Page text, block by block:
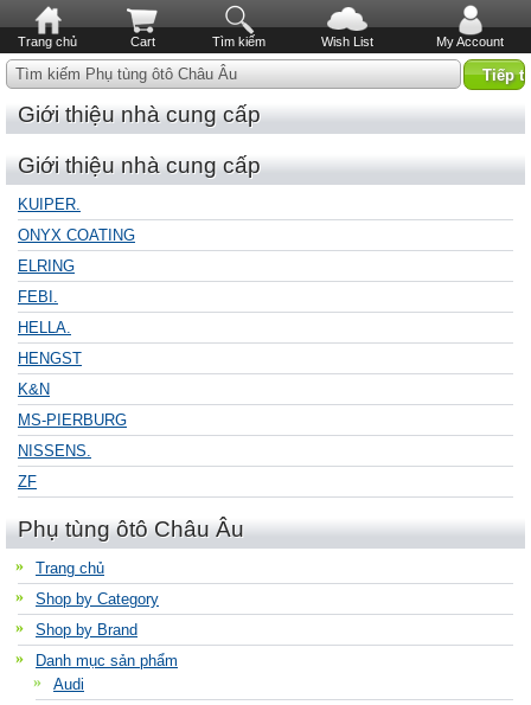
Trang chủ Cart Tìm kiếm Wish List My Account
Tìm kiếm Phụ tùng ôtô Châu Âu
Giới thiệu nhà cung cấp
Giới thiệu nhà cung cấp
KUIPER.
ONYX COATING
ELRING
FEBI.
HELLA.
HENGST
K&N
MS-PIERBURG
NISSENS.
ZF
Phụ tùng ôtô Châu Âu
Trang chủ
Shop by Category
Shop by Brand
Danh mục sản phẩm
Audi